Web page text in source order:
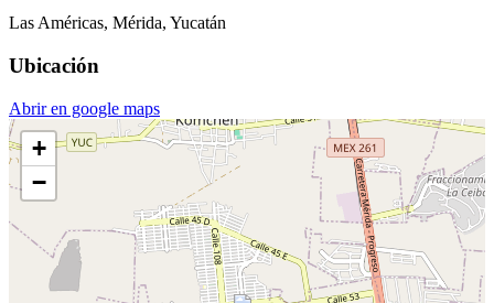
Las Américas, Mérida, Yucatán
Ubicación
Abrir en google maps
+
−